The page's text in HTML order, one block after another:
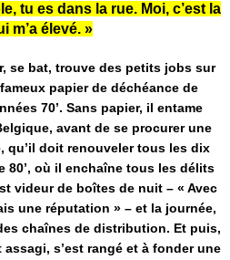
tu es dans la rue. Moi, c’est la
m’a élevé. »
se bat, trouve des petits jobs sur
papier de déchéance de
70’. Sans papier, il entame
avant de se procurer une
qu’il doit renouveler tous les dix
80’, où il enchaîne tous les délits
videur de boîtes de nuit – « Avec
une réputation » – et la journée,
chaînes de distribution. Et puis,
s’est rangé et à fonder une